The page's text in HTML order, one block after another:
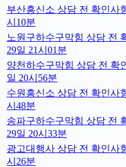
부산흥신소 상담 전 확인사
시10분
노원구하수구막힘 상담 전
29일 21시01분
양천하수구막힘 상담 전 확
일 20시56분
수원흥신소 상담 전 확인사
시48분
송파구하수구막힘 상담 전
29일 20시33분
광고대행사 상담 전 확인사
시26분